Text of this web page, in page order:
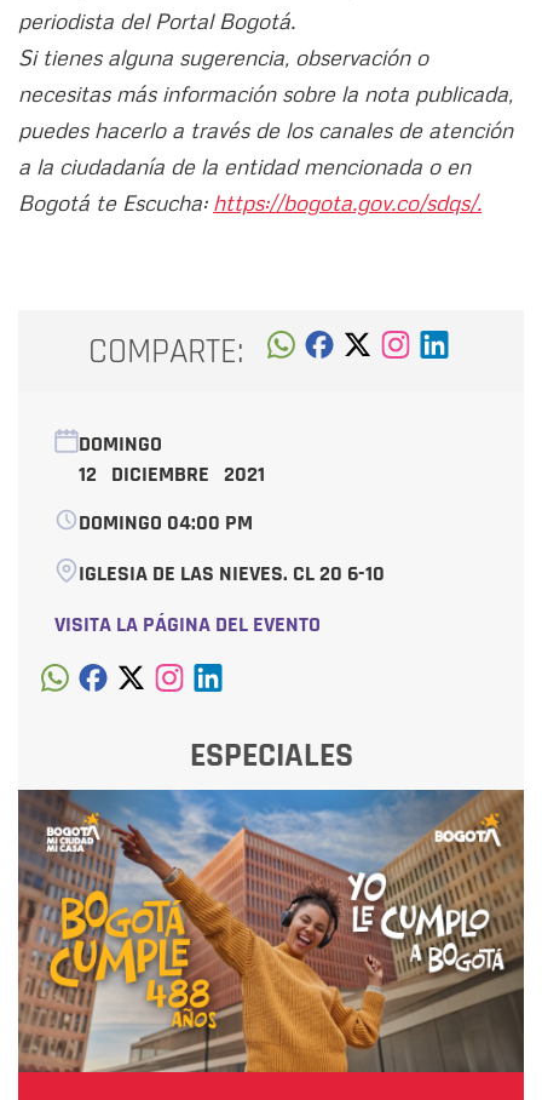
periodista del Portal Bogotá.
Si tienes alguna sugerencia, observación o
necesitas más información sobre la nota publicada,
puedes hacerlo a través de los canales de atención
a la ciudadanía de la entidad mencionada o en
Bogotá te Escucha: https://bogota.gov.co/sdqs/.
COMPARTE:
DOMINGO
12 DICIEMBRE 2021
DOMINGO 04:00 PM
IGLESIA DE LAS NIEVES. CL 20 6-10
VISITA LA PÁGINA DEL EVENTO
ESPECIALES